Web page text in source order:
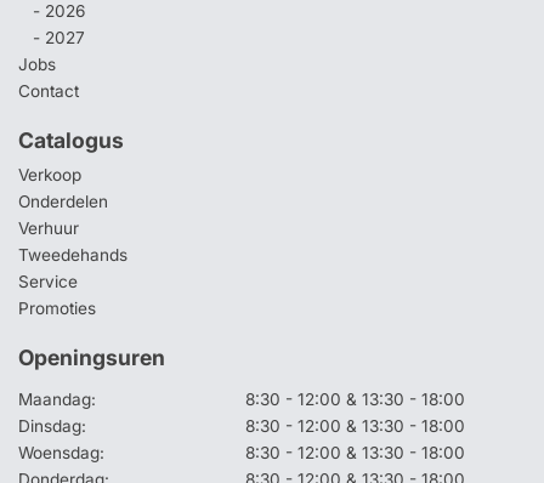
- 2026
- 2027
Jobs
Contact
Catalogus
Verkoop
Onderdelen
Verhuur
Tweedehands
Service
Promoties
Openingsuren
Maandag:
8:30 - 12:00 & 13:30 - 18:00
Dinsdag:
8:30 - 12:00 & 13:30 - 18:00
Woensdag:
8:30 - 12:00 & 13:30 - 18:00